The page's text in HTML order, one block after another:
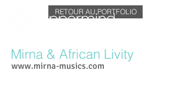
RETOUR AU PORTFOLIO
Mirna & African Livity
www.mirna-musics.com